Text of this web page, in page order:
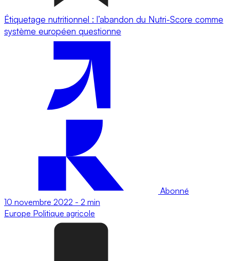
Étiquetage nutritionnel : l’abandon du Nutri-Score comme
système européen questionne
Abonné
10 novembre 2022 - 2 min
Europe Politique agricole